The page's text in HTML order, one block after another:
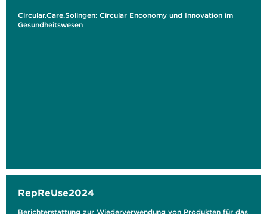
Circular.Care.Solingen: Circular Enconomy und Innovation im
Gesundheitswesen
RepReUse2024
Berichterstattung zur Wiederverwendung von Produkten für das